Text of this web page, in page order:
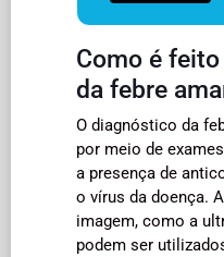
Como é
da febre
O diagnóstico da
por meio de
a presença de
o vírus da doença.
imagem, como a
podem ser